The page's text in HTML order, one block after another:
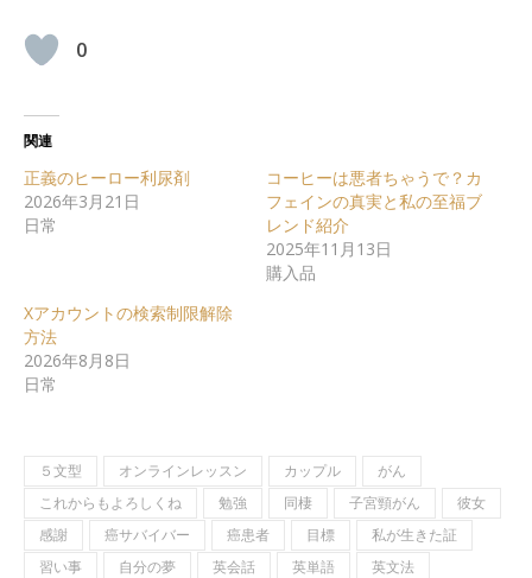
0
関連
正義のヒーロー利尿剤
2026年3月21日
日常
コーヒーは悪者ちゃうで？カ
フェインの真実と私の至福ブ
レンド紹介
2025年11月13日
購入品
Xアカウントの検索制限解除
方法
2026年8月8日
日常
５文型 オンラインレッスン カップル
がん
これからもよろしくね
勉強 同棲 子宮頸がん
彼女
感謝
癌サバイバー 癌患者 目標
私が生きた証
習い事
自分の夢 英会話 英単語
英文法